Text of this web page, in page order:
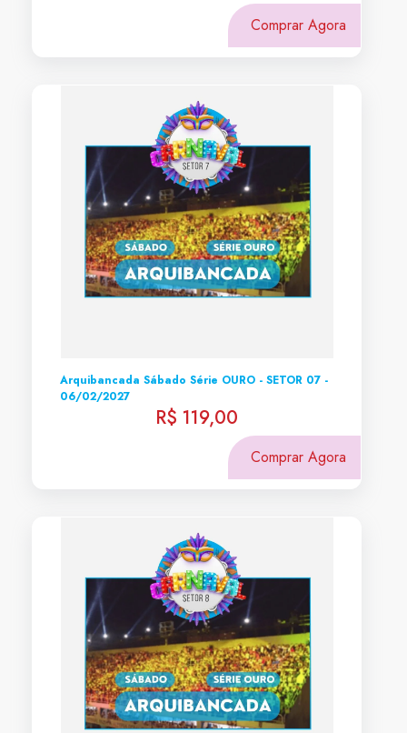
Comprar Agora
Arquibancada Sábado Série OURO - SETOR 07 -
06/02/2027
R$ 119,00
Comprar Agora